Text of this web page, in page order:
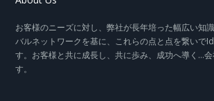
お客様のニーズに対し、弊社が長年培った幅広い知
バルネットワークを基に、これらの点と点を繋いで
す。お客様と共に成長し、共に歩み、成功へ導く…
す。